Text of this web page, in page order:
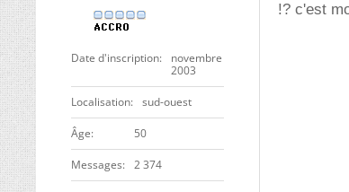
Date d'inscription
novembre
2003
Localisation sud-ouest
ge 50
Messages 2 374
!? c'est